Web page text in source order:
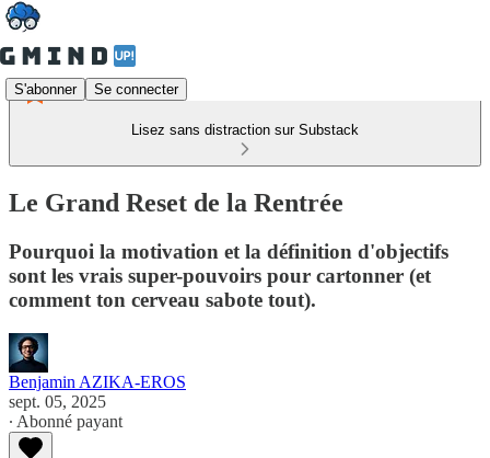
S'abonner Se connecter
Lisez sans distraction sur Substack
Le Grand Reset de la Rentrée
Pourquoi la motivation et la définition d'objectifs
sont les vrais super-pouvoirs pour cartonner (et
comment ton cerveau sabote tout).
Benjamin AZIKA-EROS
sept. 05, 2025
∙ Abonné payant